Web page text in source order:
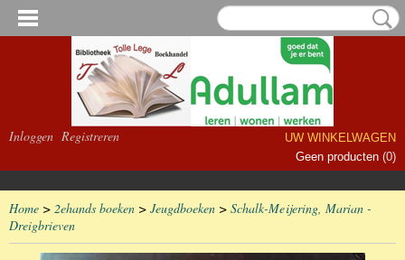
Inloggen Registreren
UW WINKELWAGEN
Geen producten (0)
Home > 2ehands boeken > Jeugdboeken > Schalk-Meijering, Marian -
Dreigbrieven